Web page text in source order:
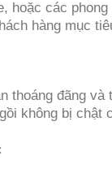
hoặc các
hàng mục
thoáng đãng
không bị chật